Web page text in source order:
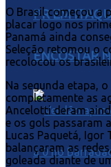
PR EM
ENCOSTAR
O Brasil começou a
placar logo nos
Panamá ainda
Seleção retomou o
recolocou os
Na segunda etapa,
completamente as
Ancelotti deram
e os gols passaram
Lucas Paquetá, Igor
balançaram as
goleada diante de